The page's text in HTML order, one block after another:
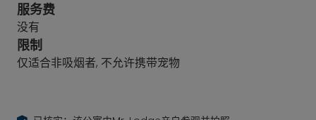
服务费
没有
限制
仅适合非吸烟者, 不允许携带宠物